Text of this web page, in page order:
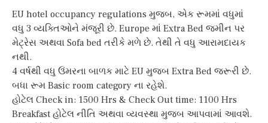
EU hotel occupancy regulations મુજબ, એક રૂમમાં વધુમાં
વધુ 3 વ્યક્તિઓને મંજૂરી છે. Europe માં Extra Bed જમીન પર
મેટ્રેસ અથવા Sofa bed તરીકે મળે છે. તેથી તે વધુ આરામદાયક
નથી.
4 વર્ષથી વધુ ઉંમરના બાળક માટે EU મુજબ Extra Bed જરૂરી છે.
બધા રૂમ Basic room category ના રહેશે.
હોટેલ Check in: 1500 Hrs & Check Out time: 1100 Hrs
Breakfast હોટેલ નીતિ અથવા વ્યવસ્થા મુજબ આપવામાં આવશે.